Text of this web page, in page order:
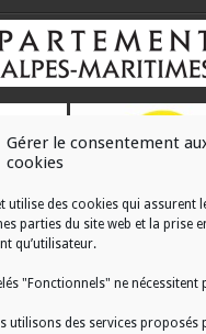
Gérer le consentement
cookies
utilise des cookies qui assurent
parties du site web et la prise
qu’utilisateur.
"Fonctionnels" ne nécessitent
utilisons des services proposés